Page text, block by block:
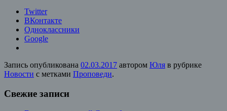
Twitter
ВКонтакте
Одноклассники
Google
Запись опубликована 02.03.2017 автором Юля в рубрике
Новости с метками Проповеди.
Свежие записи